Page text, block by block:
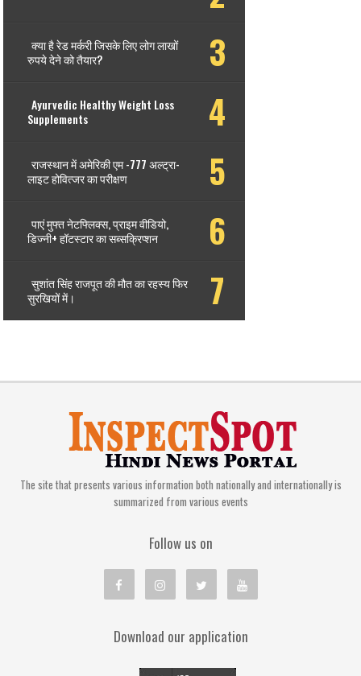
क्या है रेड मर्करी जिसके लिए लोग लाखों
रुपये देने को तैयार?
Ayurvedic Healthy Weight Loss
Supplements
राजस्थान में अमेरिकी एम -777 अल्ट्रा-
लाइट होवित्जर का परीक्षण
पाएं मुफ्त नेटफ्लिक्स, प्राइम वीडियो,
डिज्नी+ हॉटस्टार का सब्सक्रिप्शन
सुशांत सिंह राजपूत की मौत का रहस्य फिर
सुरखियों में।
The site that presents various information both nationally and internationally is
summarized from various events
Follow us on
Download our application